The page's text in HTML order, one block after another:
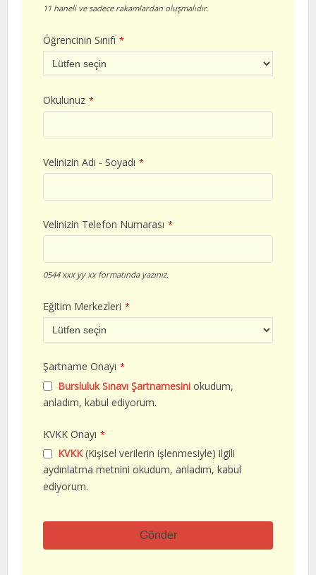
11 haneli ve sadece rakamlardan oluşmalıdır.
Öğrencinin Sınıfı *
Okulunuz *
Velinizin Adı - Soyadı *
Velinizin Telefon Numarası *
0544 xxx yy xx formatında yazınız.
Eğitim Merkezleri *
Şartname Onayı *
Bursluluk Sınavı Şartnamesini okudum,
anladım, kabul ediyorum.
KVKK Onayı *
KVKK(Kişisel verilerin işlenmesiyle) ilgili
aydınlatma metnini okudum, anladım, kabul
ediyorum.
Gönder